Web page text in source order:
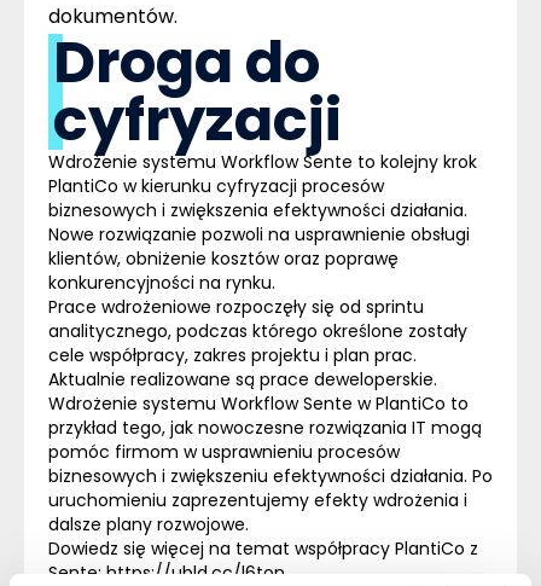
dokumentów.
Droga do
cyfryzacji
Wdrożenie systemu WorkflowSente to kolejny krok
PlantiCo w kierunku cyfryzacji procesów
biznesowych i zwiększenia efektywności działania.
Nowe rozwiązanie pozwoli na usprawnienie obsługi
klientów, obniżenie kosztów oraz poprawę
konkurencyjności na rynku.
Prace wdrożeniowe rozpoczęły się od sprintu
analitycznego, podczas którego określone zostały
cele współpracy, zakres projektu i plan prac.
Aktualnie realizowane są prace deweloperskie.
Wdrożenie systemu WorkflowSente w PlantiCo to
przykład tego, jak nowoczesne rozwiązania IT mogą
pomóc firmom w usprawnieniu procesów
biznesowych i zwiększeniu efektywności działania. Po
uruchomieniu zaprezentujemy efekty wdrożenia i
dalsze plany rozwojowe.
Dowiedz się więcej na temat współpracy PlantiCo z
Sente: https://ubld.cc/l6ton